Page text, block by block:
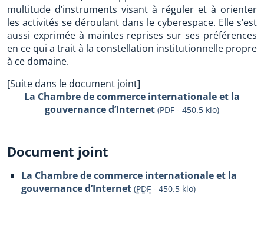
multitude d’instruments visant à réguler et à orienter
les activités se déroulant dans le cyberespace. Elle s’est
aussi exprimée à maintes reprises sur ses préférences
en ce qui a trait à la constellation institutionnelle propre
à ce domaine.
[Suite dans le document joint]
La Chambre de commerce internationale et la
gouvernance d’Internet (PDF - 450.5 kio)
Document joint
La Chambre de commerce internationale et la
gouvernance d’Internet (PDF - 450.5 kio)